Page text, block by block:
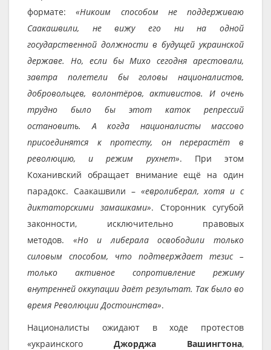
формате:«Никоим способом не поддерживаю
Саакашвили, не вижу его ни на одной
государственной должности в будущей украинской
державе. Но, если бы Михо сегодня арестовали,
завтра полетели бы головы националистов,
добровольцев, волонтёров, активистов. И очень
трудно было бы этот каток репрессий
остановить. А когда националисты массово
присоединятся к протесту, он перерастёт в
революцию, и режим рухнет». При этом
Коханивский обращает внимание ещё на один
парадокс. Саакашвили – «евролиберал, хотя и с
диктаторскими замашками». Сторонник сугубой
законности, исключительно правовых
методов. «Но и либерала освободили только
силовым способом, что подтверждает тезис –
только активное сопротивление режиму
внутренней оккупации даёт результат. Так было во
время Революции Достоинства».
Националисты ожидают в ходе протестов
«украинского Джорджа Вашингтона,